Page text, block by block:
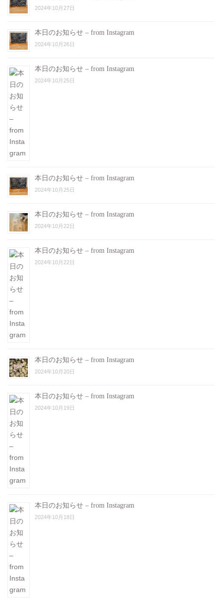
2024年10月27日
本日のお知らせ – from Instagram
2024年10月26日
本日のお知らせ – from Instagram
2024年10月25日
本日のお知らせ – from Instagram
2024年10月25日
本日のお知らせ – from Instagram
2024年10月22日
本日のお知らせ – from Instagram
2024年10月22日
本日のお知らせ – from Instagram
2024年10月20日
本日のお知らせ – from Instagram
2024年10月19日
本日のお知らせ – from Instagram
2024年10月18日